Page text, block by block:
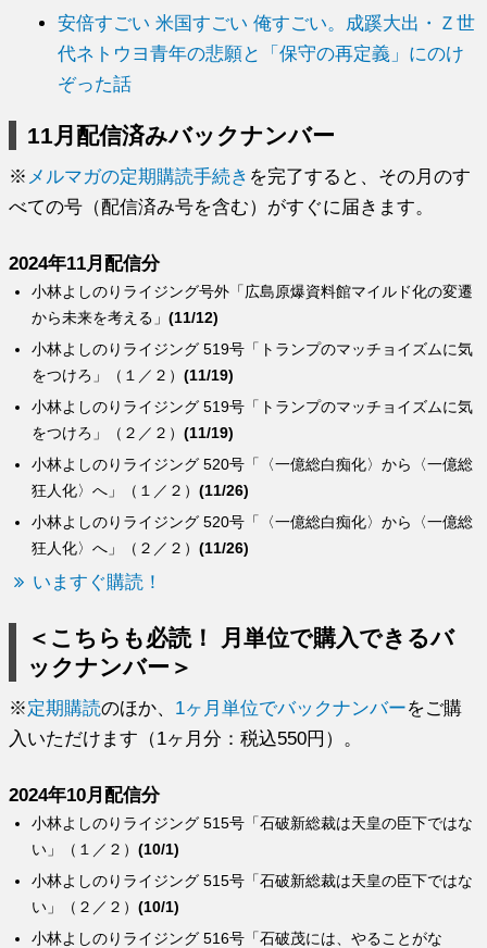
安倍すごい 米国すごい 俺すごい。成蹊大出・Ｚ世
代ネトウヨ青年の悲願と「保守の再定義」にのけ
ぞった話
11月配信済みバックナンバー
※ メルマガの定期購読手続き を完了すると、その月のす
べての号（配信済み号を含む）がすぐに届きます。
2024年11月配信分
小林よしのりライジング 520号「〈一億総白痴化〉から〈一億総
狂人化〉へ」（２／２）(11/26)
小林よしのりライジング 520号「〈一億総白痴化〉から〈一億総
狂人化〉へ」（１／２）(11/26)
小林よしのりライジング 519号「トランプのマッチョイズムに気
をつけろ」（２／２）(11/19)
小林よしのりライジング 519号「トランプのマッチョイズムに気
をつけろ」（１／２）(11/19)
小林よしのりライジング号外「広島原爆資料館マイルド化の変遷
から未来を考える」(11/12)
いますぐ購読！
＜こちらも必読！ 月単位で購入できるバ
ックナンバー＞
※定期購読のほか、 1ヶ月単位でバックナンバーをご購
入いただけます（1ヶ月分：税込550円）。
2024年10月配信分
小林よしのりライジング 516号「石破茂には、やることがな
小林よしのりライジング 515号「石破新総裁は天皇の臣下ではな
い」（２／２）(10/1)
小林よしのりライジング 515号「石破新総裁は天皇の臣下ではな
い」（１／２）(10/1)